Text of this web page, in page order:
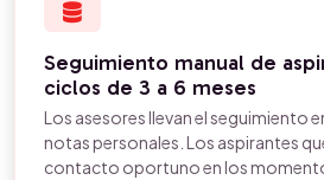
Seguimiento manual de
ciclos de 3 a 6 meses
Los asesores llevan el seguimiento
notas personales. Los aspirantes
contacto oportuno en los